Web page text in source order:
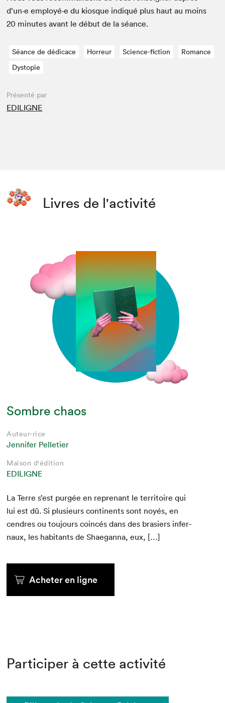
d’un·e employé·e du kiosque indiqué plus haut au moins
20 min­utes avant le début de la séance.
Séance de dédicace Horreur Science-fiction
Romance
Dystopie
Présenté par
EDILIGNE
Livres de l'activité
Sombre chaos
Auteur·rice
Jennifer Pelletier
Maison d'édition
EDILIGNE
La Terre s’est purgée en reprenant le ter­ri­toire qui
lui est dû. Si plusieurs con­ti­nents sont noyés, en
cen­dres ou tou­jours coincés dans des brasiers infer­
naux, les habi­tants de Shae­gan­na, eux, […]
Acheter en ligne
Participer à cette activité